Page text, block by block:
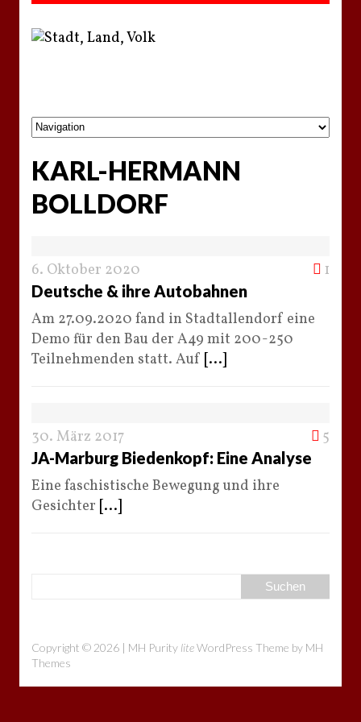
KARL-HERMANN
BOLLDORF
6. Oktober 2020 1
Deutsche & ihre Autobahnen
Am 27.09.2020 fand in Stadtallendorf eine
Demo für den Bau der A49 mit 200-250
Teilnehmenden statt. Auf [...]
30. März 2017 5
JA-Marburg Biedenkopf: Eine Analyse
Eine faschistische Bewegung und ihre
Gesichter [...]
Copyright © 2026 | MH Purity liteWordPress Theme by MH
Themes